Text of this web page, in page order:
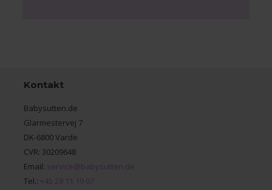
Kontakt
Babysutten.de
Glarmestervej 7
DK-6800 Varde
CVR: 30209648
Email: service@babysutten.de
Tel.: +45 29 11 19 07